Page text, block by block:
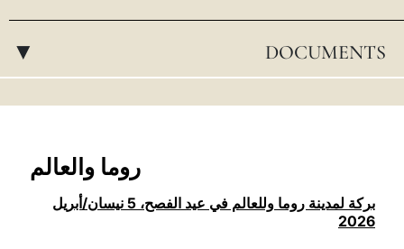
ESPAÑOL
中文
LATINE
DOCUMENTS
▸
روما والعالم
بركة لمدينة روما وللعالم في عيد الفصح، 5 نيسان/أبريل
2026